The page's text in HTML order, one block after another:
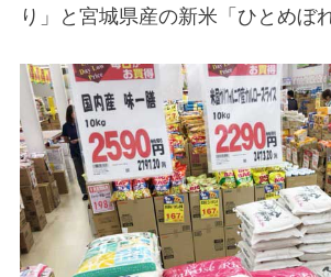
り」と宮城県産の新米「ひとめぼ